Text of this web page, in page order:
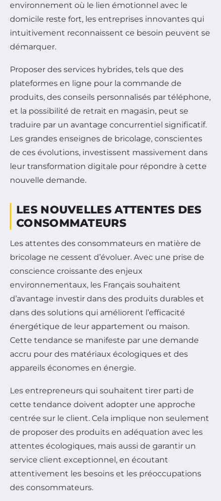
environnement où le lien émotionnel avec le
domicile reste fort, les entreprises innovantes qui
intuitivement reconnaissent ce besoin peuvent se
démarquer.
Proposer des services hybrides, tels que des
plateformes en ligne pour la commande de
produits, des conseils personnalisés par téléphone,
et la possibilité de retrait en magasin, peut se
traduire par un avantage concurrentiel significatif.
Les grandes enseignes de bricolage, conscientes
de ces évolutions, investissent massivement dans
leur transformation digitale pour répondre à cette
nouvelle demande.
LES NOUVELLES ATTENTES DES
CONSOMMATEURS
Les attentes des consommateurs en matière de
bricolage ne cessent d’évoluer. Avec une prise de
conscience croissante des enjeux
environnementaux, les Français souhaitent
d’avantage investir dans des produits durables et
dans des solutions qui améliorent l’efficacité
énergétique de leur appartement ou maison.
Cette tendance se manifeste par une demande
accru pour des matériaux écologiques et des
appareils économes en énergie.
Les entrepreneurs qui souhaitent tirer parti de
cette tendance doivent adopter une approche
centrée sur le client. Cela implique non seulement
de proposer des produits en adéquation avec les
attentes écologiques, mais aussi de garantir un
service client exceptionnel, en écoutant
attentivement les besoins et les préoccupations
des consommateurs.